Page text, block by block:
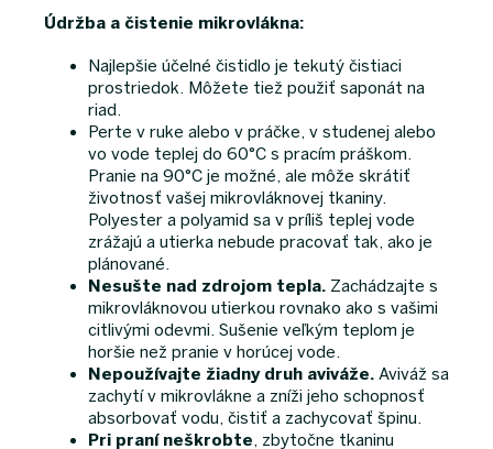
Údržba a čistenie mikrovlákna:
Najlepšie účelné čistidlo je tekutý čistiaci
prostriedok. Môžete tiež použiť saponát na
riad.
Perte v ruke alebo v práčke, v studenej alebo
vo vode teplej do 60°C s pracím práškom.
Pranie na 90°C je možné, ale môže skrátiť
životnosť vašej mikrovláknovej tkaniny.
Polyester a polyamid sa v príliš teplej vode
zrážajú a utierka nebude pracovať tak, ako je
plánované.
Nesušte nad zdrojom tepla. Zachádzajte s
mikrovláknovou utierkou rovnako ako s vašimi
citlivými odevmi. Sušenie veľkým teplom je
horšie než pranie v horúcej vode.
Nepoužívajte žiadny druh aviváže. Aviváž sa
zachytí v mikrovlákne a zníži jeho schopnosť
absorbovať vodu, čistiť a zachycovať špinu.
Pri praní neškrobte , zbytočne tkaninu